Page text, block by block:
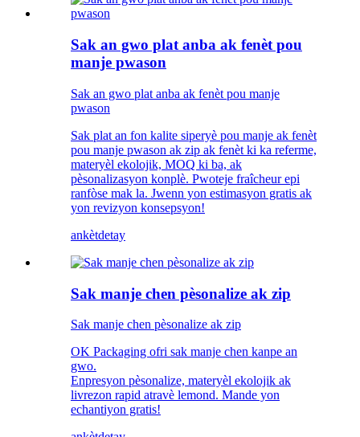
Sak an gwo plat anba ak fenèt pou
manje pwason
Sak an gwo plat anba ak fenèt pou manje
pwason
Sak plat an fon kalite siperyè pou manje ak fenèt
pou manje pwason ak zip ak fenèt ki ka referme,
materyèl ekolojik, MOQ ki ba, ak
pèsonalizasyon konplè. Pwoteje fraîcheur epi
ranfòse mak la. Jwenn yon estimasyon gratis ak
yon revizyon konsepsyon!
ankètdetay
Sak manje chen pèsonalize ak zip
Sak manje chen pèsonalize ak zip
OK Packaging ofri sak manje chen kanpe an
gwo.
Enpresyon pèsonalize, materyèl ekolojik ak
livrezon rapid atravè lemond. Mande yon
echantiyon gratis!